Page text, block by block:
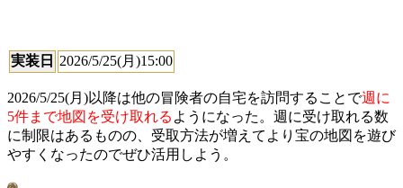
実装日 2026/5/25(月)15:00
2026/5/25(月)以降は他の冒険者の自宅を訪問することで週に
5件まで地図を受け取れる ようになった。週に受け取れる数
に制限はあるものの、受取方法が増えてより宝の地図を遊び
やすくなったのでぜひ活用しよう。